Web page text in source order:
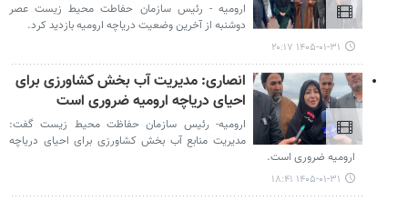
ارومیه - رئیس سازمان حفاطت محیط زیست عصر
دوشنبه از آخرین وضعیت دریاچه ارومیه بازدید کرد.
۱۴۰۵-۰۱-۳۱ ۲۰:۱۷
انصاری: مدیریت آب بخش کشاورزی برای
احیای دریاچه ارومیه ضروری است
ارومیه- رئیس سازمان حفاظت محیط زیست گفت:
مدیریت منابع آب بخش کشاورزی برای احیای دریاچه
ارومیه ضروری است.
۱۴۰۵-۰۱-۳۱ ۱۸:۴۱